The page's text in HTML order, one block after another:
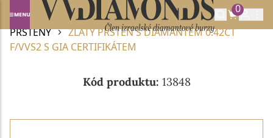
0
Domů DIAMANTOVÉ ŠPERKY
DIAMANTOVÉ
PRSTENY
ZLATÝ PRSTEN S DIAMANTEM 0.42CT
F/VVS2 S GIA CERTIFIKÁTEM
Kód produktu: 13848